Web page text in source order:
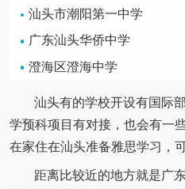
汕头市潮阳第一中学
广东汕头华侨中学
澄海区澄海中学
汕头有的学校开设有国际
学预科项目有对接，也会有一
在家住在汕头准备雅思学习，
距离比较近的地方就是广